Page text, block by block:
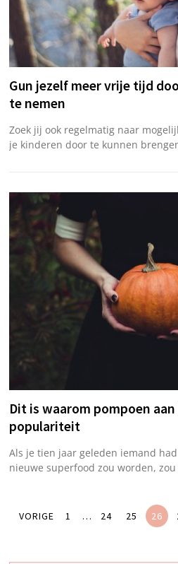
Gun jezelf meer vrije tijd
te nemen
Zoek jij ook regelmatig naar
je kinderen door te kunnen
Dit is waarom pompoen
populariteit
Als je tien jaar geleden iemand
nieuwe superfood zou worden,
VORIGE 1 … 24 25 26